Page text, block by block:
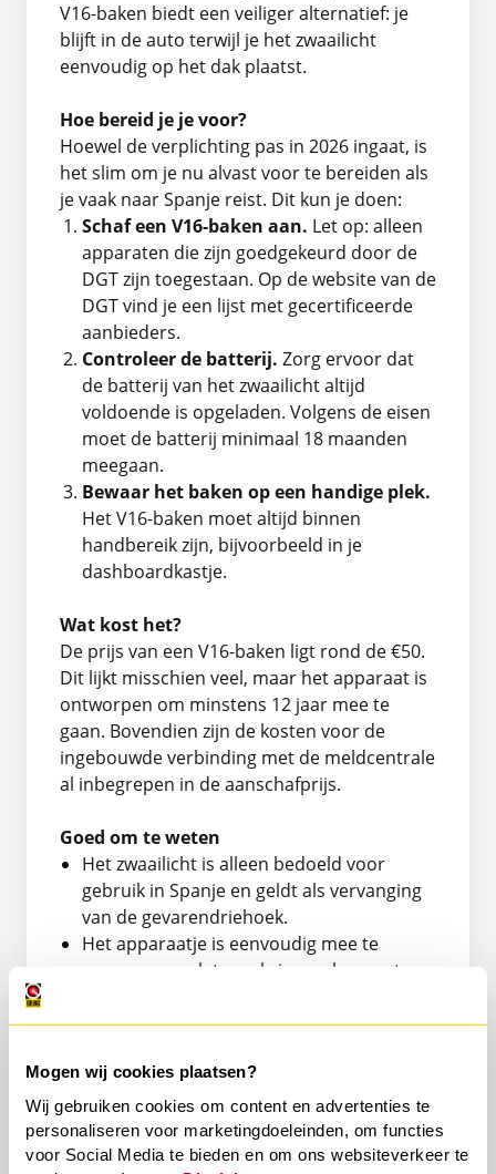
Mogen wij cookies plaatsen?
Wij gebruiken cookies om content en advertenties te
personaliseren voor marketingdoeleinden, om functies
voor Social Media te bieden en om ons websiteverkeer te
V16-baken biedt een veiliger alternatief: je
blijft in de auto terwijl je het zwaailicht
eenvoudig op het dak plaatst.
Hoe bereid je je voor?
Hoewel de verplichting pas in 2026 ingaat, is
het slim om je nu alvast voor te bereiden als
je vaak naar Spanje reist. Dit kun je doen:
Schaf een V16-baken aan. Let op: alleen
apparaten die zijn goedgekeurd door de
DGT zijn toegestaan. Op de website van de
DGT vind je een lijst met gecertificeerde
aanbieders.
Controleer de batterij. Zorg ervoor dat
de batterij van het zwaailicht altijd
voldoende is opgeladen. Volgens de eisen
moet de batterij minimaal 18 maanden
meegaan.
Bewaar het baken op een handige plek.
Het V16-baken moet altijd binnen
handbereik zijn, bijvoorbeeld in je
dashboardkastje.
Wat kost het?
De prijs van een V16-baken ligt rond de €50.
Dit lijkt misschien veel, maar het apparaat is
ontworpen om minstens 12 jaar mee te
gaan. Bovendien zijn de kosten voor de
ingebouwde verbinding met de meldcentrale
al inbegrepen in de aanschafprijs.
Goed om te weten
Het zwaailicht is alleen bedoeld voor
gebruik in Spanje en geldt als vervanging
van de gevarendriehoek.
Het apparaatje is eenvoudig mee te
nemen, maar let op als je een huurauto
of je baken nog aanwezig is.
Altijd voorbereid op reis
Bij BOVAG Autoverzekering vinden we
veiligheid op de weg belangrijk, waar je ook
rijdt. Bereid je goed voor op de nieuwe